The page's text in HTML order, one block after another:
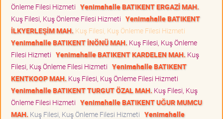
Önleme Filesi Hizmeti Yenimahalle BATIKENT ERGAZİ MAH.
Kuş Filesi, Kuş Önleme Filesi Hizmeti Yenimahalle BATIKENT
İLKYERLEŞİM MAH. Kuş Filesi, Kuş Önleme Filesi Hizmeti
Yenimahalle BATIKENT İNÖNÜ MAH. Kuş Filesi, Kuş Önleme
Filesi Hizmeti Yenimahalle BATIKENT KARDELEN MAH. Kuş
Filesi, Kuş Önleme Filesi Hizmeti Yenimahalle BATIKENT
KENTKOOP MAH. Kuş Filesi, Kuş Önleme Filesi Hizmeti
Yenimahalle BATIKENT TURGUT ÖZAL MAH. Kuş Filesi, Kuş
Önleme Filesi Hizmeti Yenimahalle BATIKENT UĞUR MUMCU
MAH. Kuş Filesi, Kuş Önleme Filesi Hizmeti Yenimahalle